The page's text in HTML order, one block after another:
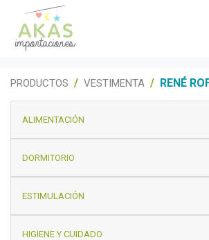
PRODUCTOS VESTIMENTA RENÉ
ALIMENTACIÓN
DORMITORIO
ESTIMULACIÓN
HIGIENE Y CUIDADO